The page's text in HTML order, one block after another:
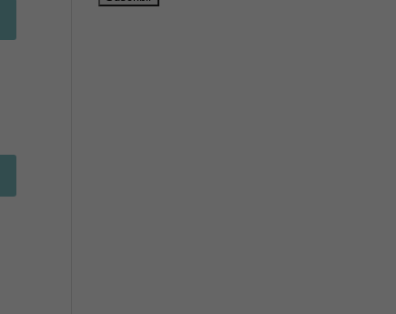
email